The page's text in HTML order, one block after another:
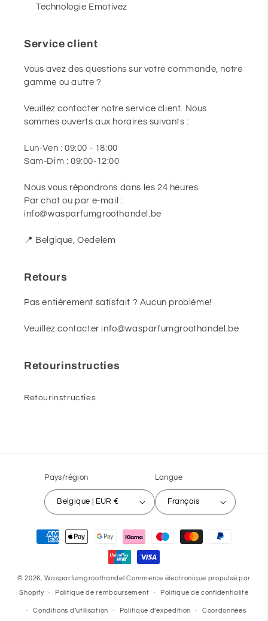
Technologie Emotivez
Service client
Vous avez des questions sur votre commande, notre
gamme ou autre ?
Veuillez contacter notre service client. Nous
sommes ouverts aux horaires suivants :
Lun-Ven : 09:00 - 18:00
Sam-Dim : 09:00-12:00
Nous vous répondrons dans les 24 heures.
Par chat ou par e-mail :
info@wasparfumgroothandel.be
📍 Belgique, Oedelem
Retours
Pas entièrement satisfait ? Aucun problème!
Veuillez contacter info@wasparfumgroothandel.be
Retourinstructies
Retourinstructies
Pays/région
Belgique | EUR €
Langue
Français
Moyens
© 2026, Wasparfumgroothandel Commerce électronique propulsé par
Shopify Politique de remboursement Politique de confidentialité
Conditions d’utilisation Politique d’expédition Coordonnées